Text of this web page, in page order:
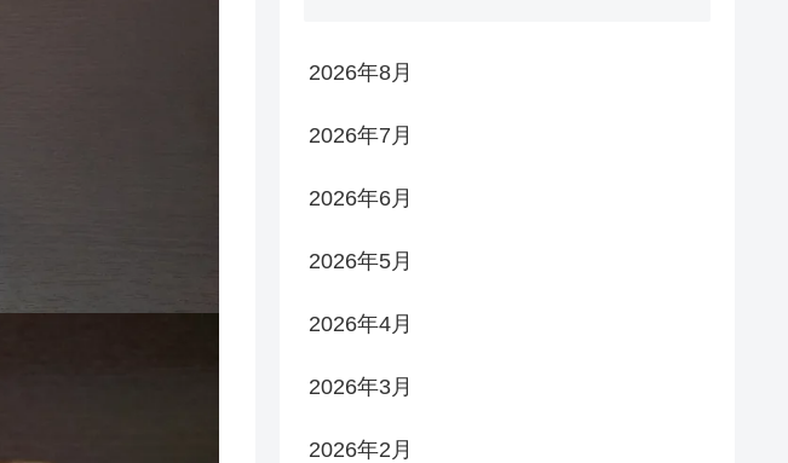
2026年8月
2026年7月
2026年6月
2026年5月
2026年4月
2026年3月
2026年2月